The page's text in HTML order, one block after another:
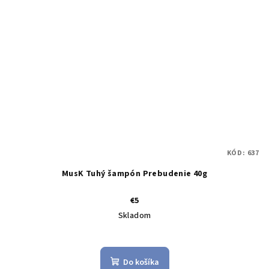
MusK Tuhý šampón Prebudenie 40g
€5
Skladom
Do košíka
KÓD: 637